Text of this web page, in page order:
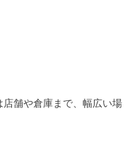
舗や倉庫まで、幅広い場